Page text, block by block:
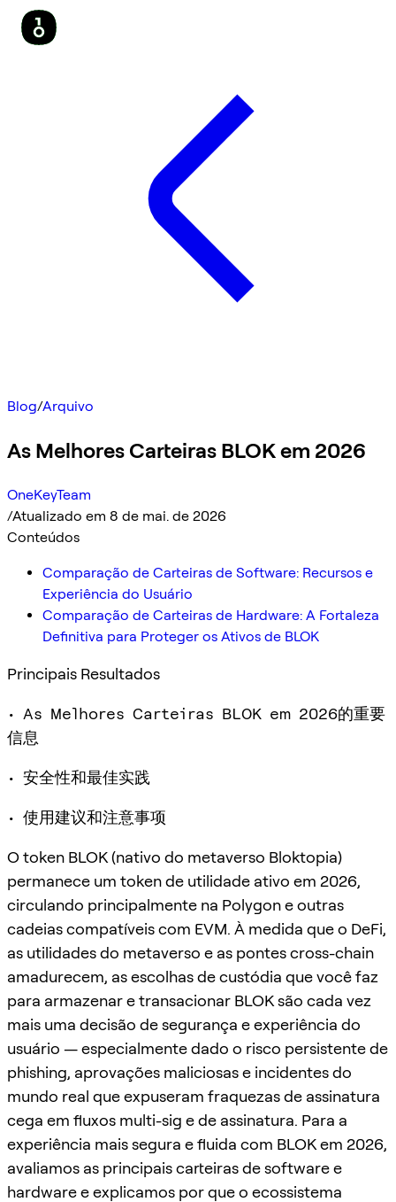
Blog/Arquivo
As Melhores Carteiras BLOK em 2026
OneKeyTeam
/Atualizado em 8 de mai. de 2026
Conteúdos
Comparação de Carteiras de Software: Recursos e
Experiência do Usuário
Comparação de Carteiras de Hardware: A Fortaleza
Definitiva para Proteger os Ativos de BLOK
Principais Resultados
• As Melhores Carteiras BLOK em 2026的重要
信息
• 安全性和最佳实践
• 使用建议和注意事项
O token BLOK (nativo do metaverso Bloktopia)
permanece um token de utilidade ativo em 2026,
circulando principalmente na Polygon e outras
cadeias compatíveis com EVM. À medida que o DeFi,
as utilidades do metaverso e as pontes cross-chain
amadurecem, as escolhas de custódia que você faz
para armazenar e transacionar BLOK são cada vez
mais uma decisão de segurança e experiência do
usuário — especialmente dado o risco persistente de
phishing, aprovações maliciosas e incidentes do
mundo real que expuseram fraquezas de assinatura
cega em fluxos multi-sig e de assinatura. Para a
experiência mais segura e fluida com BLOK em 2026,
avaliamos as principais carteiras de software e
hardware e explicamos por que o ecossistema